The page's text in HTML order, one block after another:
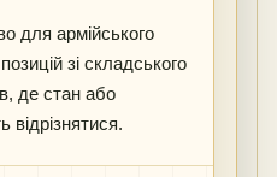
для армійського
зі складського
де стан або
відрізнятися.